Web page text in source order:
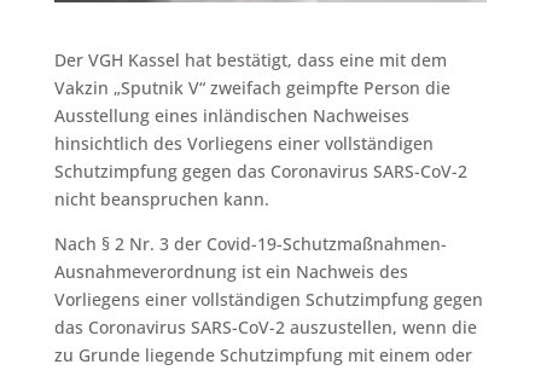
Der VGH Kassel hat bestätigt, dass eine mit dem
Vakzin „Sputnik V“ zweifach geimpfte Person die
Ausstellung eines inländischen Nachweises
hinsichtlich des Vorliegens einer vollständigen
Schutzimpfung gegen das Coronavirus SARS-CoV-2
nicht beanspruchen kann.
Nach § 2 Nr. 3 der Covid-19-Schutzmaßnahmen-
Ausnahmeverordnung ist ein Nachweis des
Vorliegens einer vollständigen Schutzimpfung gegen
das Coronavirus SARS-CoV-2 auszustellen, wenn die
zu Grunde liegende Schutzimpfung mit einem oder